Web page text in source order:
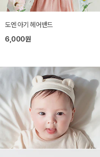
도엔 아기 헤어밴드
6,000원